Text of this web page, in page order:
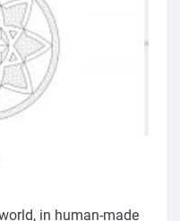
in human-made